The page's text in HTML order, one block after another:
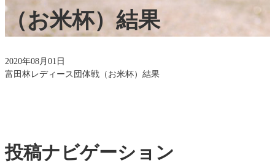
（お米杯）結果
2020年08月01日
富田林レディース団体戦（お米杯）結果
投稿ナビゲーション